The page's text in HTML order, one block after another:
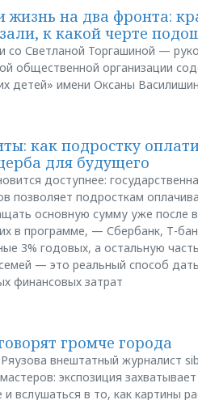
жизнь на два фронта:
к какой черте
со Светланой Торгашиной —
общественной организации
детей» имени Оксаны
как подростку
для будущего
доступнее:
позволяет подросткам
основную сумму уже после
в программе, — Сбербанк, Т-
3% годовых, а остальную
— это реальный способ
финансовых затрат
громче города
внештатный журналист
экспозиция
вслушаться в то, как картины